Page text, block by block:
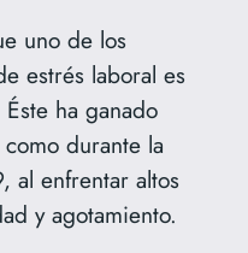
uno de los
estrés laboral es
ha ganado
durante la
al enfrentar altos
y agotamiento.